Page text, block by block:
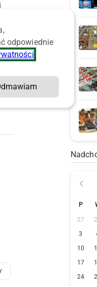
P
27
3
10
17
24
odpowiednie